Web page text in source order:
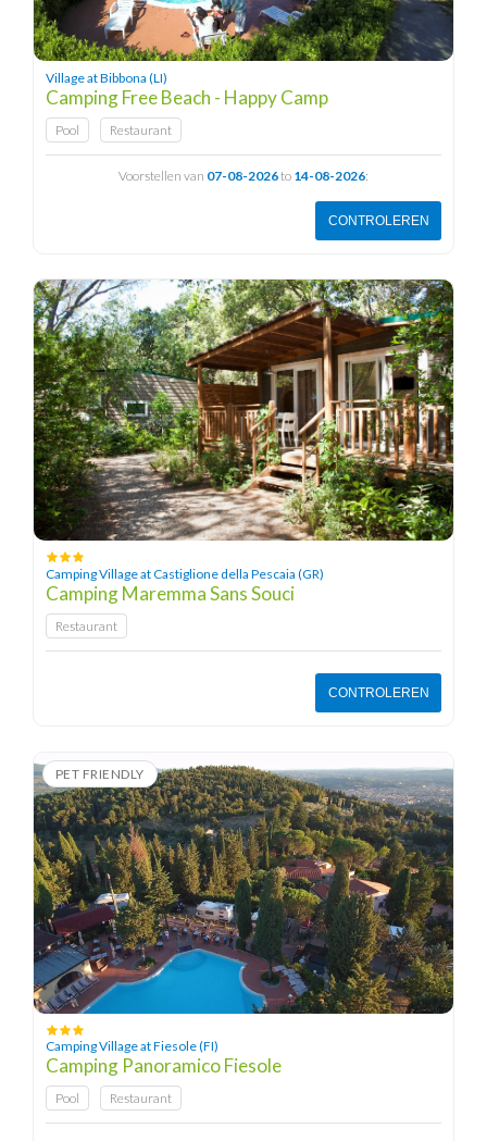
Village at Bibbona (LI)
Camping Free Beach - Happy Camp
Pool Restaurant
Voorstellen van 07-08-2026to 14-08-2026:
CONTROLEREN
Camping Village at Castiglione della Pescaia (GR)
Camping Maremma Sans Souci
Restaurant
CONTROLEREN
PET FRIENDLY
Camping Village at Fiesole (FI)
Camping Panoramico Fiesole
Pool Restaurant